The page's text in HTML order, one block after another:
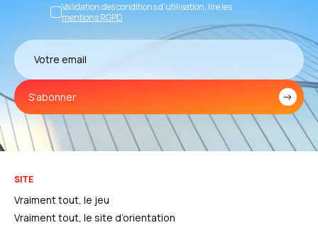
Validation des conditions d’utilisation, lire les
mentions RGPD
S'abonner
SITE
Vraiment tout, le jeu
Vraiment tout, le site d’orientation